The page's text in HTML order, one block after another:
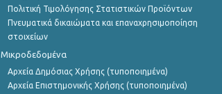
Πολιτική Τιμολόγησης Στατιστικών Προϊόντων
Πνευματικά δικαιώματα και επαναχρησιμοποίηση
στοιχείων
Μικροδεδομένα
Αρχεία Δημόσιας Χρήσης (τυποποιημένα)
Αρχεία Επιστημονικής Χρήσης (τυποποιημένα)